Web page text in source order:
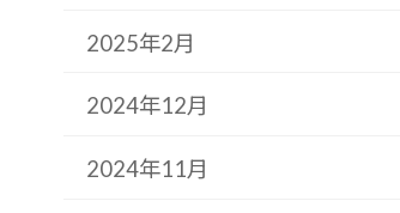
2025年2月
2024年12月
2024年11月